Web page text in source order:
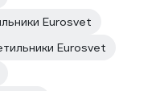
Eurosvet
Eurosvet